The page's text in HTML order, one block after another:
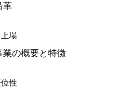
革
場
の概要と特徴
性